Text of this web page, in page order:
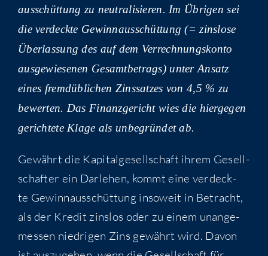
aus­schüt­tung zu neu­tra­li­sie­ren. Im Übri­gen sei
die ver­deck­te Gewinn­aus­schüt­tung (= zins­lo­se
Über­las­sung des auf dem Ver­rech­nungs­kon­to
aus­ge­wie­se­nen Gesamt­be­trags) unter Ansatz
eines fremd­üb­li­chen Zins­sat­zes von 4,5 % zu
bewer­ten. Das Finanz­ge­richt wies die hier­ge­gen
gerich­te­te Kla­ge als unbe­grün­det ab.
Gewährt die Kapi­tal­ge­sell­schaft ihrem Gesell­
schaf­ter ein Dar­le­hen, kommt eine ver­deck­
te Gewinn­aus­schüt­tung inso­weit in Betracht,
als der Kre­dit zins­los oder zu einem unan­ge­
mes­sen nied­ri­gen Zins gewährt wird. Davon